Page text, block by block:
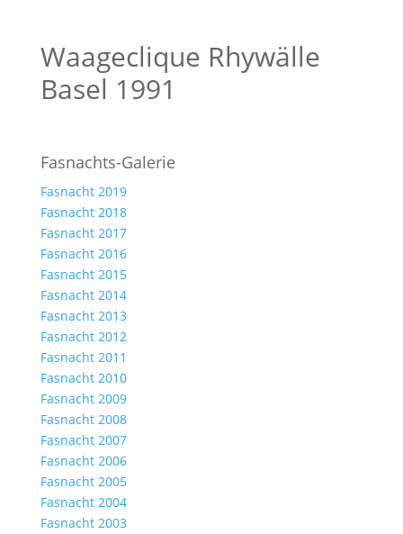
Waageclique Rhywälle
Basel 1991
Fasnachts-Galerie
Fasnacht 2019
Fasnacht 2018
Fasnacht 2017
Fasnacht 2016
Fasnacht 2015
Fasnacht 2014
Fasnacht 2013
Fasnacht 2012
Fasnacht 2011
Fasnacht 2010
Fasnacht 2009
Fasnacht 2008
Fasnacht 2007
Fasnacht 2006
Fasnacht 2005
Fasnacht 2004
Fasnacht 2003